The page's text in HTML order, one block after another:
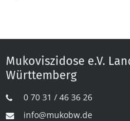
Mukoviszidose e.V.
Württemberg
0 70 31 / 46 36 26
info@mukobw.de